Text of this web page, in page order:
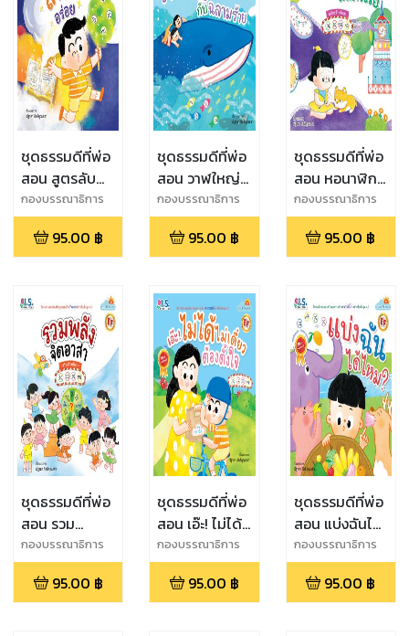
ชุดธรรมดีที่พ่อ
สอน สูตรลับ
สายไหมอร่อย
กองบรรณาธิการ
95.00 ฿
ชุดธรรมดีที่พ่อ
สอน วาฬใหญ่
ใจดี กับ ฉลาม
ร้าย
กองบรรณาธิการ
95.00 ฿
ชุดธรรมดีที่พ่อ
สอน หอนาฬิกา
มหัศจรรย์
กองบรรณาธิการ
95.00 ฿
ชุดธรรมดีที่พ่อ
สอน รวม
พลังจิตอาสา
กองบรรณาธิการ
95.00 ฿
ชุดธรรมดีที่พ่อ
สอน เอ๊ะ! ไม่ได้
ไม่เดี๋ยว ต้อง
ตั้งใจ
กองบรรณาธิการ
95.00 ฿
ชุดธรรมดีที่พ่อ
สอน แบ่งฉันได้
ไหม?
กองบรรณาธิการ
95.00 ฿